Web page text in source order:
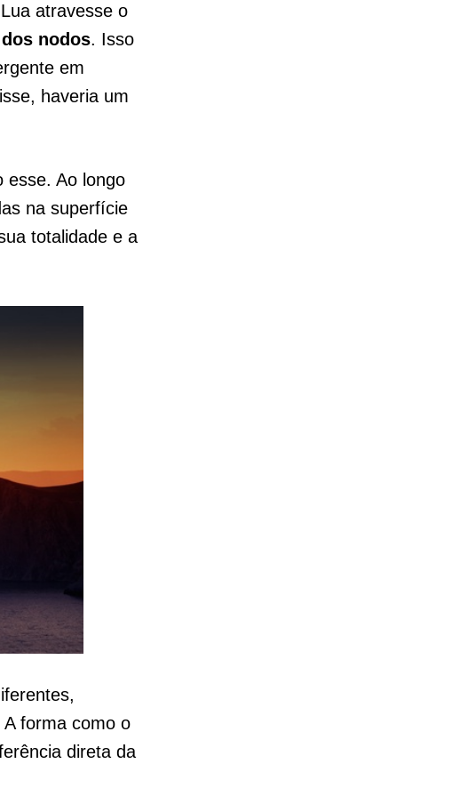
atravesse o
dos nodos. Isso
em
haveria um
esse. Ao longo
na superfície
totalidade e a
forma como o
direta da